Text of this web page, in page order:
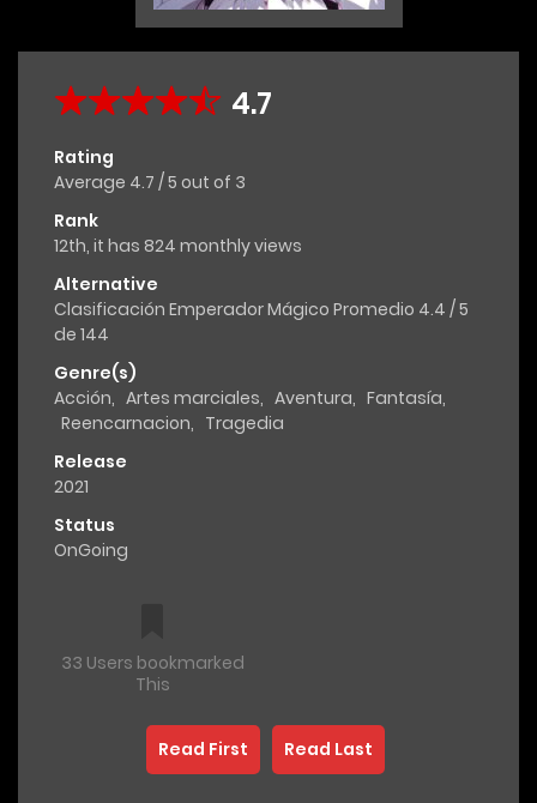
4.7
Rating
Average 4.7 /5 out of 3
Rank
12th, it has 824 monthly views
Alternative
Clasificación Emperador Mágico Promedio 4.4 / 5
de 144
Genre(s)
Acción, Artes marciales, Aventura, Fantasía,
Reencarnacion, Tragedia
Release
2021
Status
OnGoing
33 Users bookmarked
This
Read First Read Last